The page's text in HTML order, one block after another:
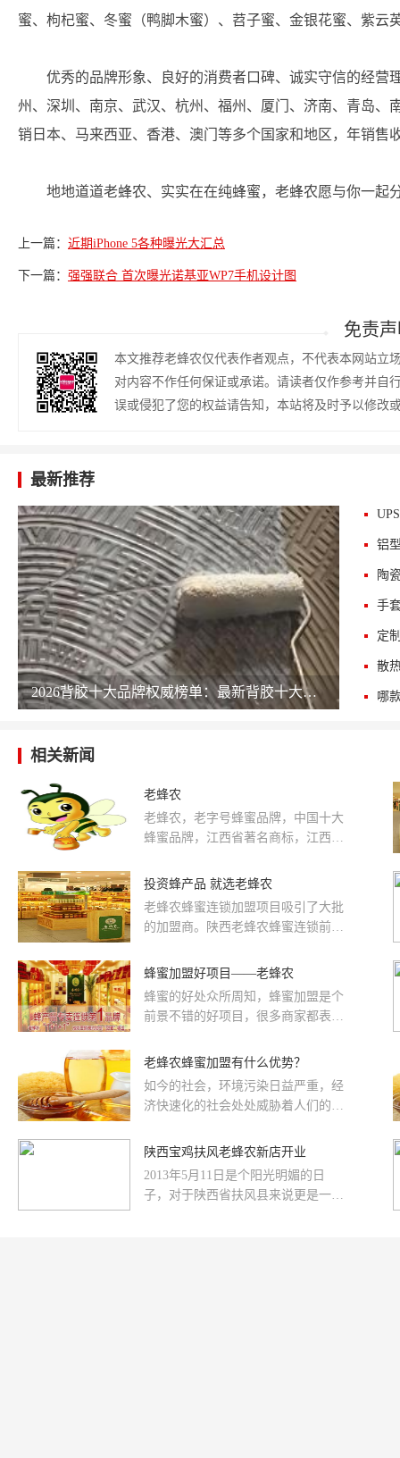
蜜、枸杞蜜、冬蜜（鸭脚木蜜）、苕子蜜、金银花蜜、紫云
优秀的品牌形象、良好的消费者口碑、诚实守信的经营
州、深圳、南京、武汉、杭州、福州、厦门、济南、青岛、
销日本、马来西亚、香港、澳门等多个国家和地区，年销售
地地道道老蜂农、实实在在纯蜂蜜，老蜂农愿与你一起
上一篇： 近期iPhone 5各种曝光大汇总
下一篇： 强强联合 首次曝光诺基亚WP7手机设计图
免责
本文推荐老蜂农仅代表作者观点，不代表本网站立
对内容不作任何保证或承诺。请读者仅作参考并自
误或侵犯了您的权益请告知，本站将及时予以修改
最新推荐
2026背胶十大品牌权威榜单：最新背胶十大公司排名 chinapp
铝
陶
手
定
散
相关新闻
老蜂农
老蜂农，老字号蜂蜜品牌，中国十大
蜂蜜品牌，江西省著名商标，江西老
投资蜂产品 就选老蜂农
老蜂农蜂蜜连锁加盟项目吸引了大批
的加盟商。陕西老蜂农蜂蜜连锁前身
隶属于陕西省农业厅，2000年成立陕
十多年来，公司以"弘扬蜜蜂精神，致
力人类健康"为使命，以"顾客满意，
懈努力！，生产的种类齐全，有将近
百个品种。产品种类齐全，加盟商更
方便经营。蜂蜜
蜂蜜加盟好项目——老蜂农
蜂蜜的好处众所周知，蜂蜜加盟是个
前景不错的好项目，很多商家都表示
言，选择合适自己的加盟项目是很重
选对品牌，老蜂农是一个值得信赖的
好品牌，能够为加盟商带来丰厚的利
多，主要是因为蜂产品的市场需求量
大，随着时代和科学技术水平的不断
提升，环境污染严重、雾霾天气增
老蜂农蜂蜜加盟有什么优势？
如今的社会，环境污染日益严重，经
济快速化的社会处处威胁着人们的身
痛苦和负担。因而，这些人群开始把
年剧增的需求量使得养生行业的也得
到了良好的发展。而蜂产品作为天然
陕西宝鸡扶风老蜂农新店开业
2013年5月11日是个阳光明媚的日
子，对于陕西省扶风县来说更是一个